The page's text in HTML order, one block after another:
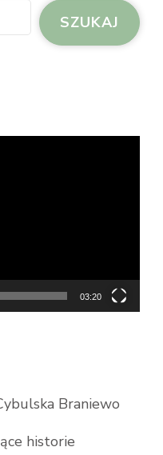
SZUKAJ
03:20
Braniewo
historie